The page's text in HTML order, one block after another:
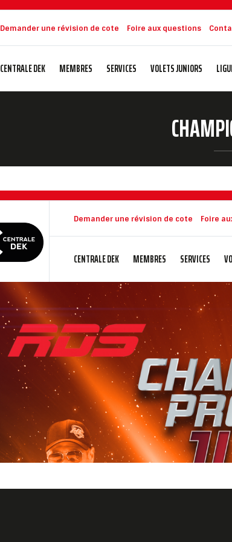
Demander une révision de cote Foire aux questions
CENTRALE DEK MEMBRES SERVICES VOLETS JUNIORS